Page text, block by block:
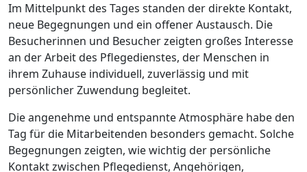
Im Mittelpunkt des Tages standen der direkte Kontakt,
neue Begegnungen und ein offener Austausch. Die
Besucherinnen und Besucher zeigten großes Interesse
an der Arbeit des Pflegedienstes, der Menschen in
ihrem Zuhause individuell, zuverlässig und mit
persönlicher Zuwendung begleitet.
Die angenehme und entspannte Atmosphäre habe den
Tag für die Mitarbeitenden besonders gemacht. Solche
Begegnungen zeigten, wie wichtig der persönliche
Kontakt zwischen Pflegedienst, Angehörigen,